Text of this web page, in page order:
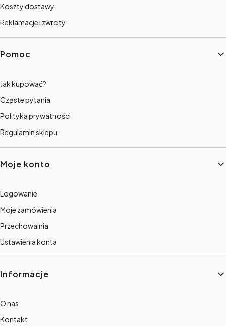
Koszty dostawy
Reklamacje i zwroty
Pomoc
Jak kupować?
Częste pytania
Polityka prywatności
Regulamin sklepu
Moje konto
Logowanie
Moje zamówienia
Przechowalnia
Ustawienia konta
Informacje
O nas
Kontakt